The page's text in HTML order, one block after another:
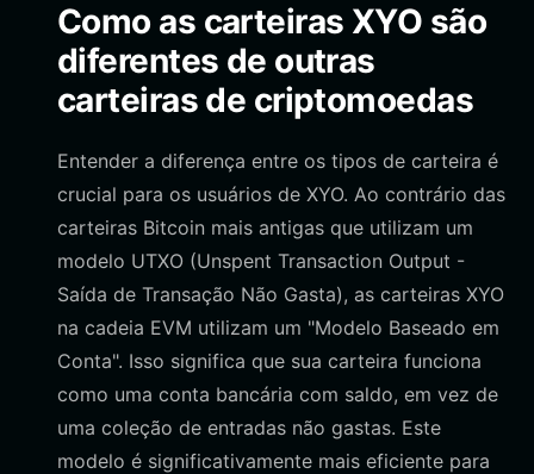
Como as carteiras XYO são
diferentes de outras
carteiras de criptomoedas
Entender a diferença entre os tipos de carteira é
crucial para os usuários de XYO. Ao contrário das
carteiras Bitcoin mais antigas que utilizam um
modelo UTXO (Unspent Transaction Output -
Saída de Transação Não Gasta), as carteiras XYO
na cadeia EVM utilizam um "Modelo Baseado em
Conta". Isso significa que sua carteira funciona
como uma conta bancária com saldo, em vez de
uma coleção de entradas não gastas. Este
modelo é significativamente mais eficiente para